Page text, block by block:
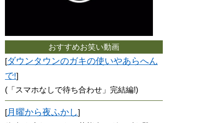
おすすめお笑い動画
[ダウンタウンのガキの使いやあらへん
で!]
(「スマホなしで待ち合わせ」完結編!)
[月曜から夜ふかし]